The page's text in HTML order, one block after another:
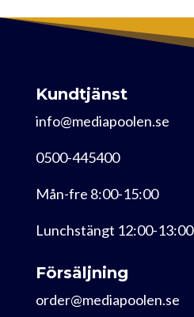
Kundtjänst
info@mediapoolen.se
0500-445400
Mån-fre 8:00-15:00
Lunchstängt 12:00-13:00
Försäljning
order@mediapoolen.se